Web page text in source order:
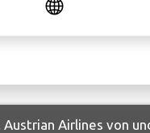
Airlines von